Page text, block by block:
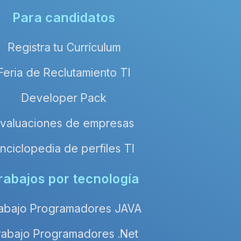
Para candidatos
Registra tu Currículum
de Reclutamiento TI
Developer Pack
de empresas
de perfiles TI
por tecnología
Programadores JAVA
Programadores .Net